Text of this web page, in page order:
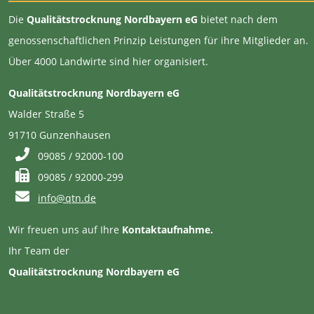
Die Qualitätstrocknung Nordbayern eG bietet nach dem
genossenschaftlichen Prinzip Leistungen für ihre Mitglieder an.
Über 4000 Landwirte sind hier organisiert.
Qualitätstrocknung Nordbayern eG
Walder Straße 5
91710 Gunzenhausen
09085 / 92000-100
09085 / 92000-299
info@qtn.de
Wir freuen uns auf Ihre Kontaktaufnahme.
Ihr Team der
Qualitätstrocknung Nordbayern eG